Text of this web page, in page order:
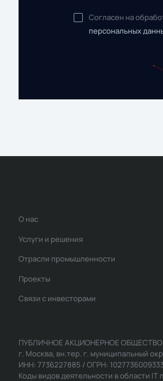
Согласен на
персональных
О нас
Услуги и решения
Отрасли промышленности
Проекты
Связи с инвесторами
ПУБЛИЧНОЕ АКЦИОНЕРНОЕ
г. Москва, вн.тер. г. муниципальный
ИНН: 7736227885 / ОГРН:
Коды видов деятельности в области